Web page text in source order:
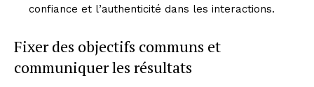
confiance et l’authenticité dans les interactions.
Fixer des objectifs communs et
communiquer les résultats